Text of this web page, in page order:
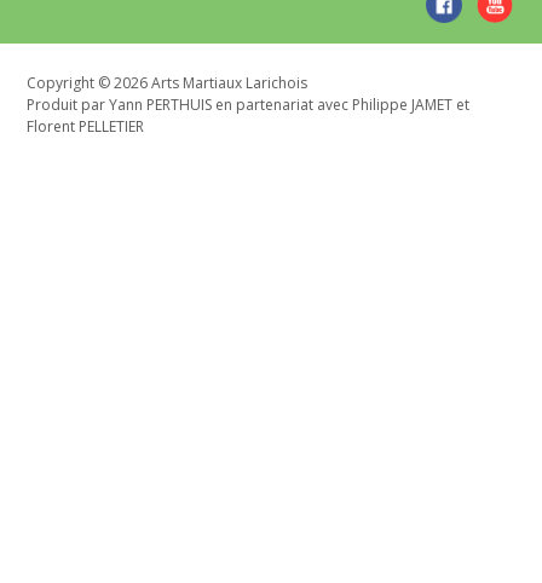
Copyright © 2026 Arts Martiaux Larichois
Produit par Yann PERTHUIS en partenariat avec Philippe JAMET et
Florent PELLETIER